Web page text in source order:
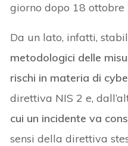
giorno dopo 18 ottobre
Da un lato, infatti,
metodologici delle
rischi in materia di
direttiva NIS 2 e,
cui un incidente va
sensi della direttiva